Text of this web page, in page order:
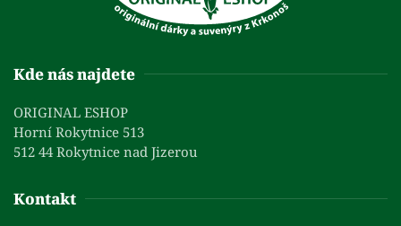
Kde nás najdete
ORIGINAL ESHOP
Horní Rokytnice 513
512 44 Rokytnice nad Jizerou
Kontakt